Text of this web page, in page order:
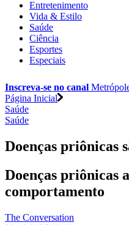
Entretenimento
Vida & Estilo
Saúde
Ciência
Esportes
Especiais
Inscreva-se no canal
Página Inicial
Saúde
Saúde
Doenças priônicas
Doenças priônicas
comportamento
The Conversation